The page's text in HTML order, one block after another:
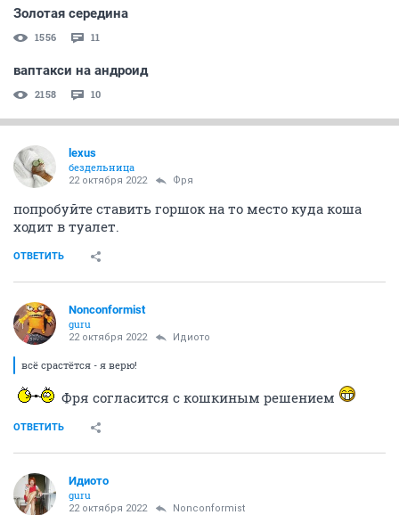
Золотая середина
1556 11
ваптакси на андроид
2158 10
lexus
бездельница
22 октября 2022 Фря
попробуйте ставить горшок на то место куда коша
ходит в туалет.
ОТВЕТИТЬ
Nonconformist
guru
22 октября 2022 Идиото
всё срастётся - я верю!
Фря согласится с кошкиным решением
ОТВЕТИТЬ
Идиото
guru
22 октября 2022 Nonconformist